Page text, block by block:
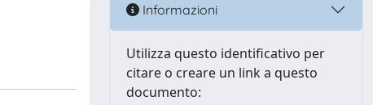
Informazioni
Utilizza questo identificativo per
citare o creare un link a questo
documento: